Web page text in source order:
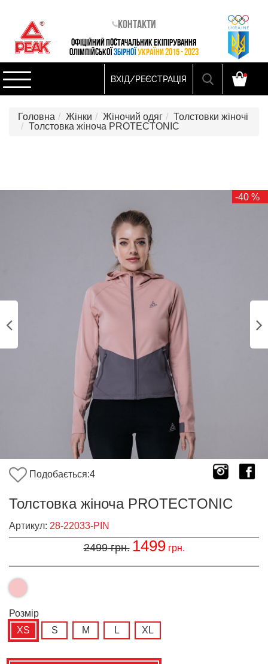
Контакти
ОФІЦІЙНИЙ ПОСТАЧАЛЬНИК ЕКІПІРУВАННЯ
ОЛІМПІЙСЬКОЇ ЗБІРНОЇ УКРАЇНИ 2015 - 2023
ВХІД/РЕЄСТРАЦІЯ
Головна Жінки Жіночий одяг
Толстовки жіночі
Толстовка жіноча PROTECTONIC
-40 %
Подобається:4
Толстовка жіноча PROTECTONIC
Артикул: 28-22033-PIN
2499грн. 1499грн.
Розмiр
XS
S M L XL